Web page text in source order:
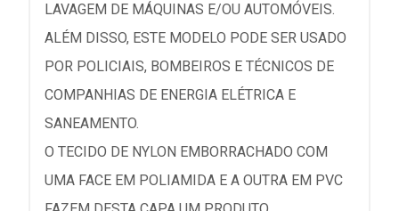
LAVAGEM DE MÁQUINAS E/OU AUTOMÓVEIS.
ALÉM DISSO, ESTE MODELO PODE SER USADO
POR POLICIAIS, BOMBEIROS E TÉCNICOS DE
COMPANHIAS DE ENERGIA ELÉTRICA E
SANEAMENTO.
O TECIDO DE NYLON EMBORRACHADO COM
UMA FACE EM POLIAMIDA E A OUTRA EM PVC